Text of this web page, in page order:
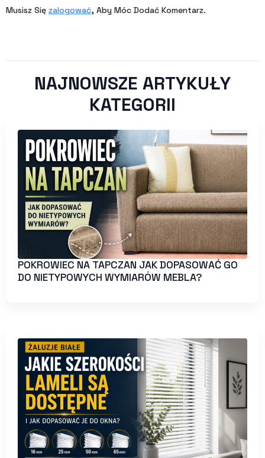
Musisz Się zalogować, Aby Móc Dodać Komentarz.
NAJNOWSZE ARTYKUŁY
KATEGORII
POKROWIEC NA TAPCZAN JAK DOPASOWAĆ GO
DO NIETYPOWYCH WYMIARÓW MEBLA?